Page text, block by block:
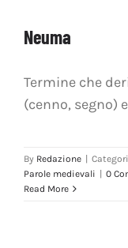
Neuma
Termine che
(cenno, segno)
By Redazione |
Parole medievali | 0
Read More